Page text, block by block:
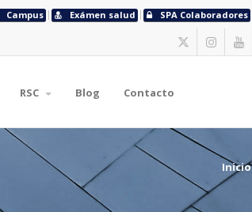
Campus Exámen salud SPA Colaboradores
RSC Blog Contacto
Inicio